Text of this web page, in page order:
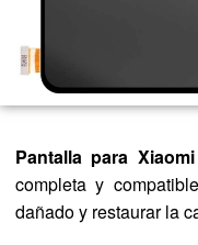
Pantalla para
completa y
dañado y restaurar la